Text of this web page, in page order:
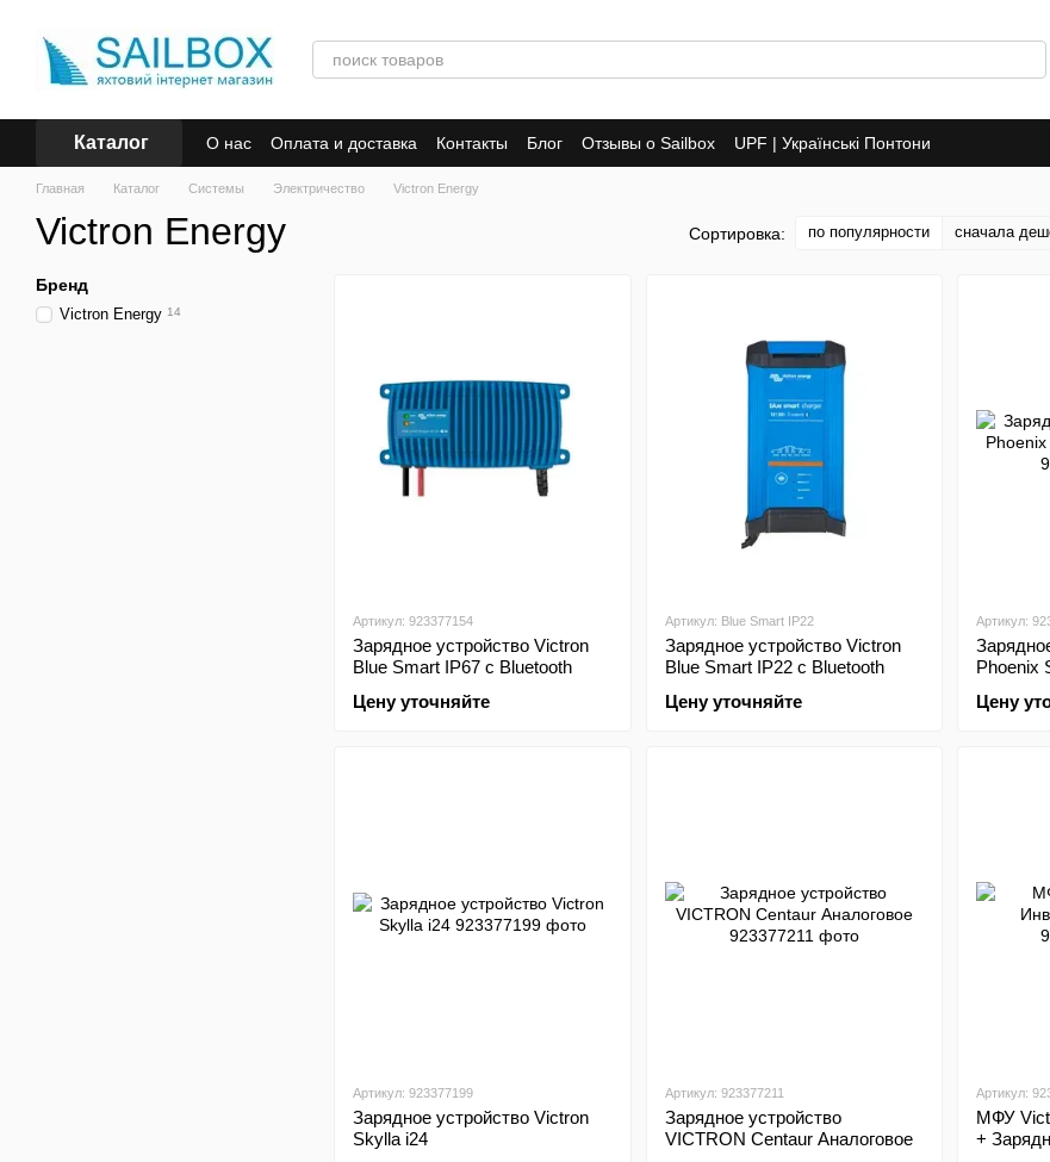
Каталог О нас Оплата и доставка Контакты Блог Отзывы о Sailbox UPF | Українські Понтони
Главная Каталог Системы Электричество Victron Energy
Victron Energy Сортировка: по популярности сначала
Артикул: 923377154
Зарядное устройство Victron
Blue Smart IP67 с Bluetooth
Цену уточняйте
Артикул: Blue Smart IP22
Зарядное устройство Victron
Blue Smart IP22 с Bluetooth
Цену уточняйте
Артикул:
Phoenix
Цену
Артикул: 923377199
Зарядное устройство Victron
Skylla i24
Артикул: 923377211
Зарядное устройство
VICTRON Centaur Аналоговое
Артикул:
МФУ
+
Бренд
Victron Energy 14